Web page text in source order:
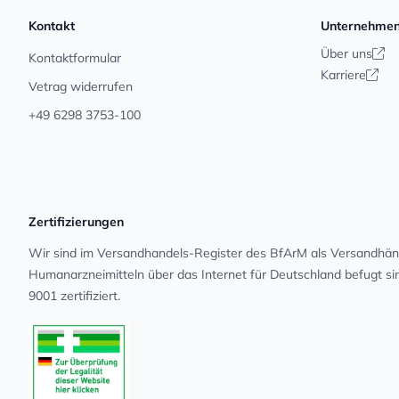
Kontakt
Kontaktformular
Vetrag widerrufen
+49 6298 3753-100
Über uns
Karriere
Zertifizierungen
Wir sind im Versandhandels-Register des BfArM als
Human­arz­nei­mit­teln über das Internet für Deutschland befugt
9001 zertifiziert.